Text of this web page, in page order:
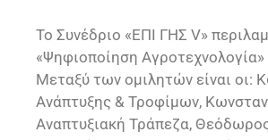
Το Συνέδριο «ΕΠΙ ΓΗΣ V»
«Ψηφιοποίηση
Μεταξύ των ομιλητών είναι οι:
Ανάπτυξης & Τροφίμων,
Αναπτυξιακή Τράπεζα,